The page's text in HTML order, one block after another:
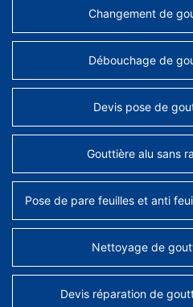
Changement de
Débouchage de
Devis pose de
Gouttière alu sans
Pose de pare feuilles et anti
Nettoyage de
Devis réparation de